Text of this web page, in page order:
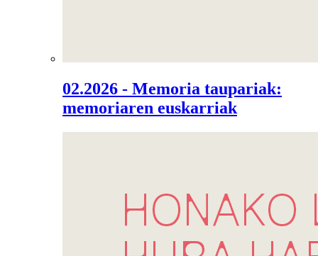
02.2026 - Memoria taupariak:
memoriaren euskarriak